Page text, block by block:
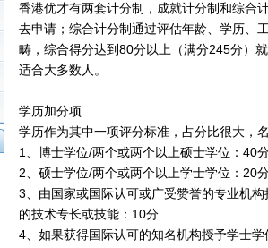
香港优才有两套计分制，成就计分制和综合
去申请；综合计分制通过评估年龄、学历、
畴，综合得分达到80分以上（满分245分）
适合大多数人。
学历加分项
学历作为其中一项评分标准，占分比很大，
1、博士学位/两个或两个以上硕士学位：40
2、硕士学位/两个或两个以上学士学位：20
3、由国家或国际认可或广受赞誉的专业机
的技术专长或技能：10分
4、如果获得国际认可的知名机构授予学士